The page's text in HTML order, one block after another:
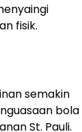
fisik.
semakin
bola
St. Pauli.